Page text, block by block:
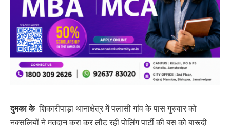
दुमका केशिकारीपाड़ा थानाक्षेत्र में पलासी गांव के पास गुरुवार को
नक्सलियों ने मतदान करा कर लौट रही पोलिंग पार्टी की बस को बारूदी